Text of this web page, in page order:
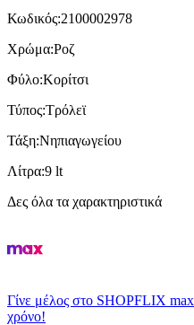
Κωδικός:2100002978
Χρώμα:Ροζ
Φύλο:Κορίτσι
Τύπος:Τρόλεϊ
Τάξη:Νηπιαγωγείου
Λίτρα:9 lt
Δες όλα τα χαρακτηριστικά
Γίνε μέλος στο SHOPFLIX max
χρόνο!